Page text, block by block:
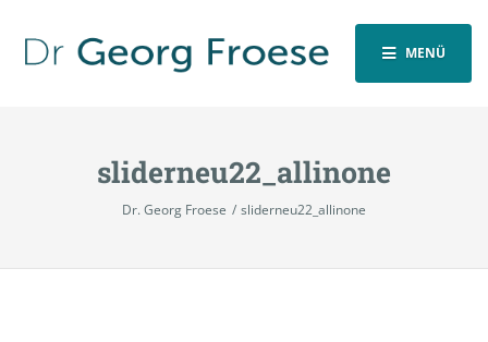
MENÜ
sliderneu22_allinone
Dr. Georg Froese sliderneu22_allinone